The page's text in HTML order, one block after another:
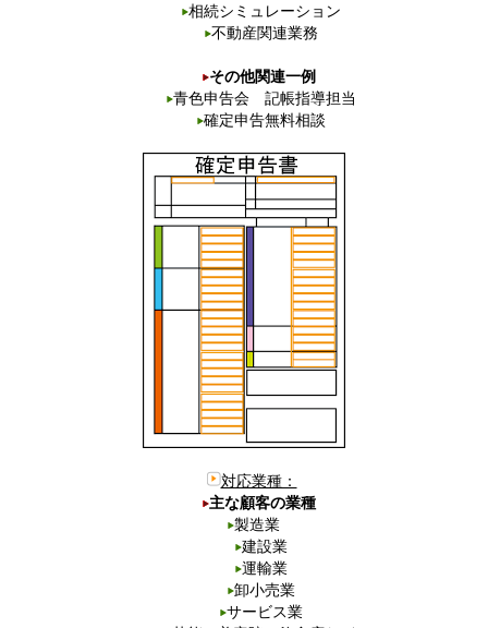
相続シミュレーション
不動産関連業務
その他関連一例
青色申告会 記帳指導担当
確定申告無料相談
対応業種：
主な顧客の業種
製造業
建設業
運輸業
卸小売業
サービス業